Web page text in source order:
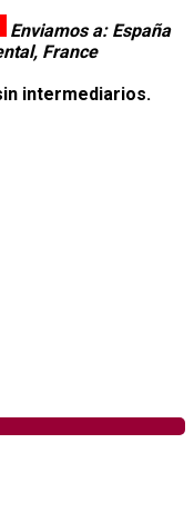
Enviamos a: España
France
intermediarios.